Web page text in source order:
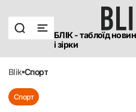
БЛІК - таблоїд
і зірки
blik спорт
Спорт